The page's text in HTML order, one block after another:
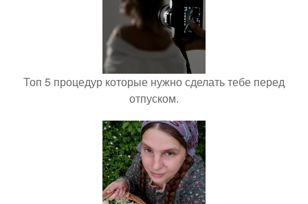
Топ 5 процедур которые нужно сделать тебе перед
отпуском.